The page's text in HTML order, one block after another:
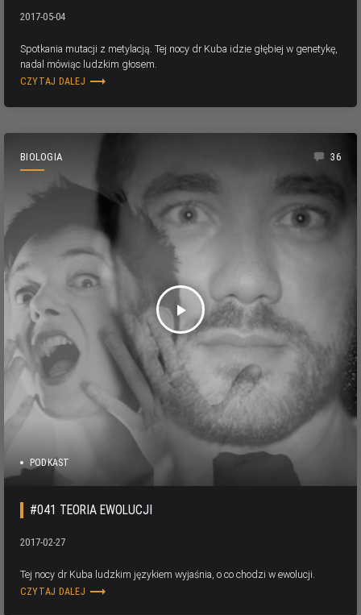
2017-05-04
Spotkania mutacji z metylacją. Tej nocy dr Kuba idzie głębiej w genetykę,
nadal mówiąc ludzkim głosem.
CZYTAJ DALEJ trending_flat
BIOLOGIA
play_arrow
36
PODKAST
#041 TEORIA EWOLUCJI
2017-02-27
Tej nocy dr Kuba ludzkim językiem wyjaśnia, o co chodzi w ewolucji.
CZYTAJ DALEJ trending_flat